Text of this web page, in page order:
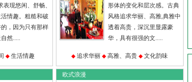
表现悠闲、舒畅、
情趣。粗糙和破
，因为只有那样
然.....
◆生活情趣
形体的变化和层次感。古典
风格追求华丽、高雅,典雅中
透着高贵，深沉里显露豪
华，具有很强的文.....
◆追求华丽 ◆高雅、高贵 ◆文化韵味
欧式浪漫